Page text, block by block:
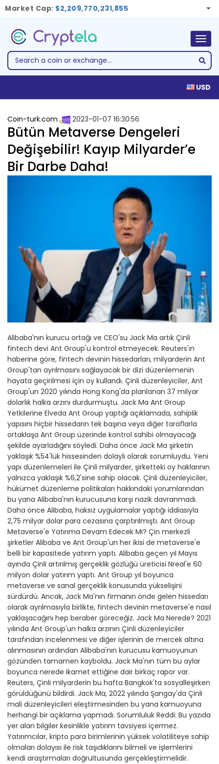
Market Cap: $2,209,770,231,855
USD
Coin-turk.com 2023-01-07 16:30:56
Bütün Metaverse Dengeleri
Değişebilir! Kayıp Milyarder’e
Bir Darbe Daha!
Alibaba'nın kurucu ortağı ve CEO'su Jack Ma artık Çinli
fintech devi Ant Group'u kontrol etmeyecek. Reuters'ın
haberine göre, fintech devinin hissedarları, milyarderin Ant
Group'tan ayrılmasını sağlayacak bir dizi düzenlemenin
hayata geçirilmesi için oy kullandı. Çinli düzenleyiciler, Ant
Group'un 2020 yılında Hong Kong'da planlanan 37 milyar
dolarlık halka arzını durdurmuştu. Jack Ma Ant Group
Yetkilerine Elveda Ant Group yaptığı açıklamada, sahiplik
yapısını hiçbir hissedarın tek başına veya diğer taraflarla
ortaklaşa Ant Group üzerinde kontrol sahibi olmayacağı
şekilde ayarladığını söyledi. Daha önce Jack Ma şirketin
yaklaşık %54'lük hissesinden dolaylı olarak sorumluydu. Yeni
yapı düzenlemeleri ile Çinli milyarder, şirketteki oy haklarının
yalnızca yaklaşık %6,2'sine sahip olacak. Çinli düzenleyiciler,
hükümet düzenleme politikaları hakkındaki yorumlarından
bu yana Alibaba'nın kurucusuna karşı nazik davranmadı.
Daha önce Alibaba, haksız uygulamalar yaptığı iddiasıyla
2,75 milyar dolar para cezasına çarptırılmıştı. Ant Group
Metaverse'e Yatırıma Devam Edecek Mi? Çin merkezli
şirketler Alibaba ve Ant Group'un her ikisi de metaverse'e
belli bir kapasitede yatırım yaptı. Alibaba geçen yıl Mayıs
ayında Çinli artırılmış gerçeklik gözlüğü üreticisi Nreal'e 60
milyon dolar yatırım yaptı. Ant Group yıl boyunca
metaverse ve sanal gerçeklik konusunda yükselişini
sürdürdü. Ancak, Jack Ma'nın firmanın önde gelen hissedarı
olarak ayrılmasıyla birlikte, fintech devinin metaverse'e nasıl
yaklaşacağını hep beraber göreceğiz. Jack Ma Nerede? 2021
yılında Ant Group'un halka arzının Çinli düzenleyiciler
tarafından incelenmesi ve diğer işlerinin de mercek altına
alınmasının ardından Alibaba'nın kurucusu kamuoyunun
gözünden tamamen kayboldu. Jack Ma'nın tüm bu aylar
boyunca nerede ikamet ettiğine dair birkaç rapor var.
Reuters, Çinli milyarderin bu hafta Bangkok'ta sosyalleşirken
görüldüğünü bildirdi. Jack Ma, 2022 yılında Şangay'da Çinli
mali düzenleyicileri eleştirmesinden bu yana kamuoyuna
herhangi bir açıklama yapmadı. Sorumluluk Reddi: Bu yazıda
yer alan bilgiler kesinlikle yatırım tavsiyesi içermez.
Yatırımcılar, kripto para birimlerinin yüksek volatiliteye sahip
olmaları dolayısı ile risk taşıdıklarını bilmeli ve işlemlerini
kendi araştırmaları doğrultusunda gerçekleştirmelidir.